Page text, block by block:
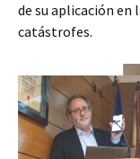
de su aplicación
catástrofes.